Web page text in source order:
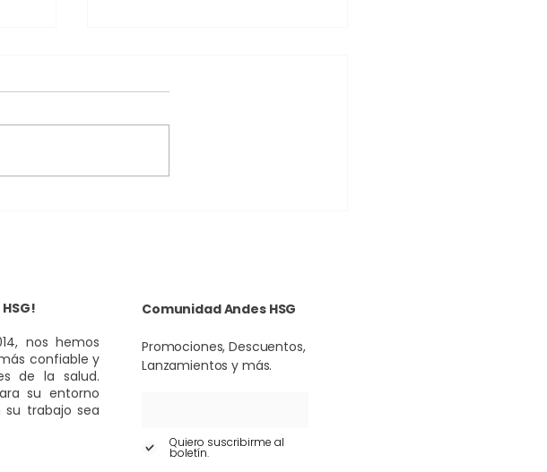
nos hemos
confiable y
de la salud.
su entorno
trabajo sea
Comunidad Andes HSG
Promociones, Descuentos,
Lanzamientos y más.
Quiero suscribirme al
boletín.